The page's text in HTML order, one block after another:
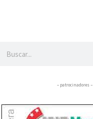
– patrocinadores –